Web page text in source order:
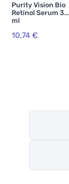
Purity Vision Bio
Retinol Serum 30
ml
10,74 €